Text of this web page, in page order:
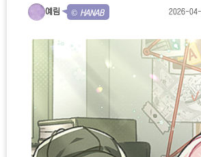
예림 © HANAB 2026-